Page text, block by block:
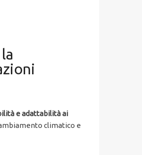
e adattabilità ai
climatico e